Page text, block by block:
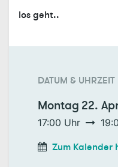
los geht..
DATUM & UHRZEIT
Montag 22.
17:00 Uhr
Zum Kalender